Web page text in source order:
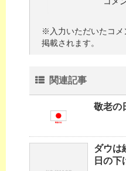
※入力いただいたコメ
掲載されます。
関連記事
敬老の
ダウは
日の下